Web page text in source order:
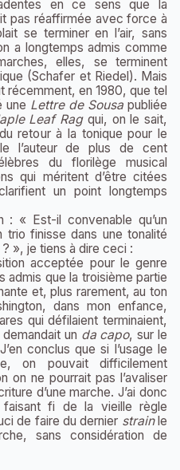
en ce sens que la
pas réaffirmée avec force à
se terminer en l’air, sans
a longtemps admis comme
elles, se terminent
(Schafer et Riedel). Mais
récemment, en 1980, que tel
une Lettre de Sousapubliée
Leaf Ragqui, on le sait,
retour à la tonique pour le
l’auteur de plus de cent
du florilège musical
qui méritent d’être citées
un point longtemps
: « Est-il convenable qu’un
finisse dans une tonalité
», je tiens à dire ceci :
acceptée pour le genre
admis que la troisième partie
et, plus rarement, au ton
dans mon enfance,
qui défilaient terminaient,
un da capo, sur le
conclus que si l’usage le
on pouvait difficilement
on ne pourrait pas l’avaliser
d’une marche. J’ai donc
fi de la vieille règle
de faire du dernier strain le
sans considération de